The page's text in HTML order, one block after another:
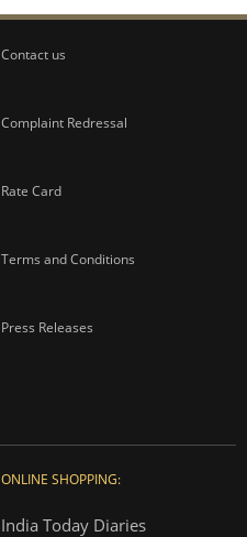
Contact us
Complaint Redressal
Rate Card
Terms and Conditions
Press Releases
ONLINE SHOPPING:
India Today Diaries